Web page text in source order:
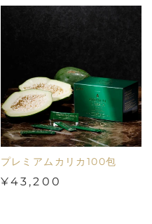
プレミアムカリカ100包
¥43,200